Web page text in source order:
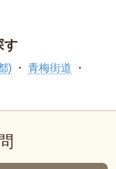
す
)
青梅街道